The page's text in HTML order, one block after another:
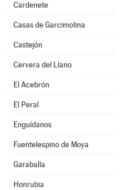
Cardenete
Casas de Garcimolina
Castejón
Cervera del Llano
El Acebrón
El Peral
Enguídanos
Fuentelespino de Moya
Garaballa
Honrubia